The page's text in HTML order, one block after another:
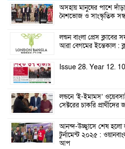
অসহায় মানুষের পাশে
নৈশভোজ ও সাংস্কৃতিক
লন্ডন বাংলা প্রেস
আরা বেগমের ইন্তেকাল :
Issue 28. Year 12.
লন্ডনে ‘ই-ইমামস’
সেক্টরের চাকরি
আনন্দ-উচ্ছ্বাসে শেষ হলো
টুর্নামেন্ট ২০২৫ :
আপ